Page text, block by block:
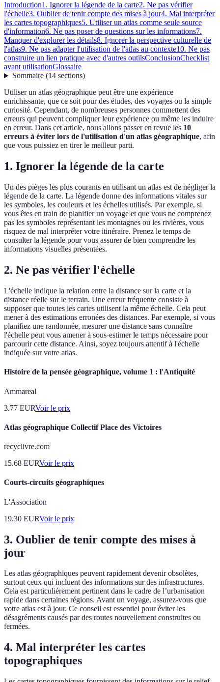
Introduction1. Ignorer la légende de la carte2. Ne pas vérifier
l'échelle3. Oublier de tenir compte des mises à jour4. Mal interpréter
les cartes topographiques5. Utiliser un atlas comme seule source
d'information6. Ne pas poser de questions sur les informations7.
Manquer d'explorer les détails8. Ignorer la perspective culturelle de
l'atlas9. Ne pas adapter l'utilisation de l'atlas au contexte10. Ne pas
construire un lien pratique avec d'autres outilsConclusionChecklist
avant utilisationGlossaire
Sommaire(14 sections)
Utiliser un atlas géographique peut être une expérience
enrichissante, que ce soit pour des études, des voyages ou la simple
curiosité. Cependant, de nombreuses personnes commettent des
erreurs qui peuvent compliquer leur expérience ou même les induire
en erreur. Dans cet article, nous allons passer en revue les 10
erreurs à éviter lors de l'utilisation d'un atlas géographique, afin
que vous puissiez en tirer le meilleur parti.
1. Ignorer la légende de la carte
Un des pièges les plus courants en utilisant un atlas est de négliger la
légende de la carte. La légende donne des informations vitales sur
les symboles, les couleurs et les échelles utilisés. Par exemple, si
vous êtes en train de planifier un voyage et que vous ne comprenez
pas les symboles représentant les montagnes ou les rivières, vous
risquez de mal interpréter votre itinéraire. Prenez le temps de
consulter la légende pour vous assurer de bien comprendre les
informations visuelles présentées.
2. Ne pas vérifier l'échelle
L'échelle indique la relation entre la distance sur la carte et la
distance réelle sur le terrain. Une erreur fréquente consiste à
supposer que toutes les cartes utilisent la même échelle. Cela peut
mener à des estimations erronées des distances. Par exemple, si vous
planifiez une randonnée, mesurer une distance sans connaître
l'échelle peut vous amener à sous-estimer le temps nécessaire pour
parcourir cette distance. Ainsi, soyez toujours attentif à l'échelle
indiquée sur votre atlas.
Histoire de la pensée géographique, volume 1 : l'Antiquité
Ammareal
3.77 EURVoir le prix
Atlas géographique Collectif Place des Victoires
recyclivre.com
15.68 EURVoir le prix
Courts-circuits géographiques
L'Association
19.30 EURVoir le prix
3. Oublier de tenir compte des mises à
jour
Les atlas géographiques peuvent rapidement devenir obsolètes,
surtout ceux qui incluent des informations sur des infrastructures.
Cela est particulièrement pertinent dans le cadre de l’urbanisation
rapide dans certaines régions. Avant un voyage, assurez-vous que
votre atlas est à jour. Ce conseil est essentiel pour éviter les
désagréments causés par des routes nouvellement construites ou
fermées.
4. Mal interpréter les cartes
topographiques